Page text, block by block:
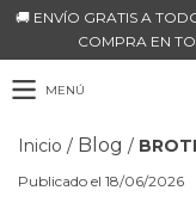
🚚 ENVÍO GRATIS A
COMPRA EN
MENÚ
Inicio / Blog /
Publicado el 18/06/2026